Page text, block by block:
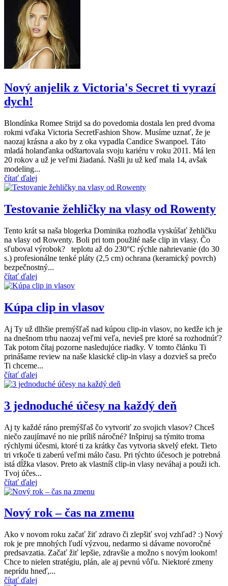
Nový anjelik z Victoria's Secret ti vyrazí
dych!
Blondínka Romee Strijd sa do povedomia dostala len pred dvoma
rokmi vďaka Victoria SecretFashion Show. Musíme uznať, že je
naozaj krásna a ako by z oka vypadla Candice Swanpoel. Táto
mladá holanďanka odštartovala svoju kariéru v roku 2011. Má len
20 rokov a už je veľmi žiadaná. Našli ju už keď mala 14, avšak
modeling...
čítať ďalej
Testovanie žehličky na vlasy od Rowenty
Tento krát sa naša blogerka Dominika rozhodla vyskúšať žehličku
na vlasy od Rowenty. Boli pri tom použité naše clip in vlasy. Čo
sľuboval výrobok? teplotu až do 230°C rýchle nahrievanie (do 30
s.) profesionálne tenké pláty (2,5 cm) ochrana (keramický povrch)
bezpečnostný...
čítať ďalej
Kúpa clip in vlasov
Aj Ty už dlhšie premýšľaš nad kúpou clip-in vlasov, no kedže ich je
na dnešnom trhu naozaj veľmi veľa, nevieš pre ktoré sa rozhodnúť?
Tak potom čítaj pozorne nasledujúce riadky. V tomto článku Ti
prinášame review na naše klasické clip-in vlasy a dozvieš sa prečo
Ti chceme...
čítať ďalej
3 jednoduché účesy na každý deň
Aj ty každé ráno premýšľaš čo vytvoriť zo svojich vlasov? Chceš
niečo zaujímavé no nie príliš náročné? Inšpiruj sa týmito troma
rýchlymi účesmi, ktoré ti za krátky čas vytvoria skvelý efekt. Tieto
tri vrkoče ti zaberú veľmi málo času. Pri týchto účesoch je potrebná
istá dĺžka vlasov. Preto ak vlastníš clip-in vlasy neváhaj a použi ich.
Tvoj účes...
čítať ďalej
Nový rok – čas na zmenu
Ako v novom roku začať žiť zdravo či zlepšiť svoj vzhľad? :) Nový
rok je pre mnohých ľudí výzvou, nedarmo si dávame novoročné
predsavzatia. Začať žiť lepšie, zdravšie a možno s novým lookom!
Chce to nielen stratégiu, plán, ale aj pevnú vôľu. Niektoré zmeny
neprídu hneď,...
čítať ďalej